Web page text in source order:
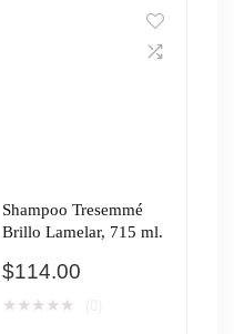
Shampoo Tresemmé
Brillo Lamelar, 715 ml.
$114.00
★ ★ ★ ★ ★